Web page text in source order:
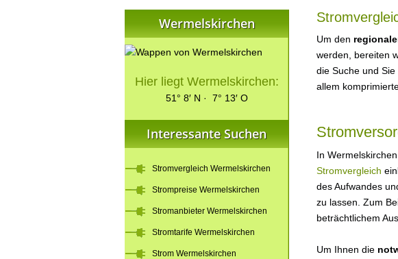
Um den
werden, bereiten
die Suche und
allem
In
Stromvergleich
des Aufwandes
zu lassen. Zum
beträchtlichem
Um Ihnen die
Wermelskirchen
Hier liegt Wermelskirchen:
51° 8′ N · 7° 13′ O
Interessante Suchen
Stromvergleich Wermelskirchen
Strompreise Wermelskirchen
Stromanbieter Wermelskirchen
Stromtarife Wermelskirchen
Strom Wermelskirchen